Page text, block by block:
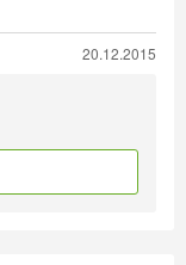
20.12.2015